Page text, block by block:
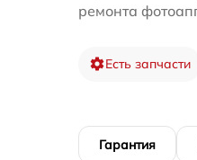
ремонта
Есть запчасти
Гарантия